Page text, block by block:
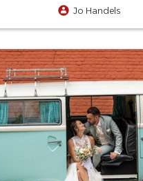
Jo Handels